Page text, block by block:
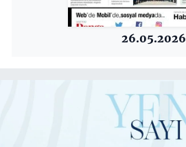
26.05.2026